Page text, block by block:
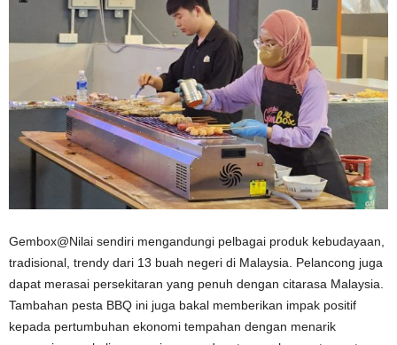
Gembox@Nilai sendiri mengandungi pelbagai produk kebudayaan,
tradisional, trendy dari 13 buah negeri di Malaysia. Pelancong juga
dapat merasai persekitaran yang penuh dengan citarasa Malaysia.
Tambahan pesta BBQ ini juga bakal memberikan impak positif
kepada pertumbuhan ekonomi tempahan dengan menarik